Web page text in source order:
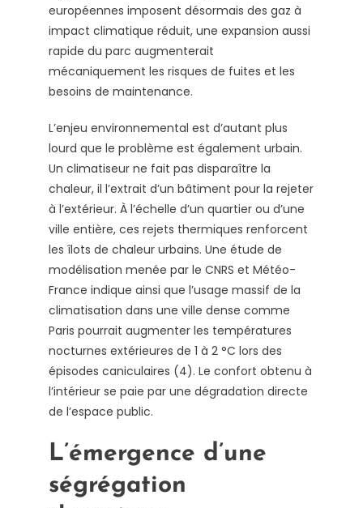
européennes imposent désormais des gaz à
impact climatique réduit, une expansion aussi
rapide du parc augmenterait
mécaniquement les risques de fuites et les
besoins de maintenance.
L’enjeu environnemental est d’autant plus
lourd que le problème est également urbain.
Un climatiseur ne fait pas disparaître la
chaleur, il l’extrait d’un bâtiment pour la rejeter
à l’extérieur. À l’échelle d’un quartier ou d’une
ville entière, ces rejets thermiques renforcent
les îlots de chaleur urbains. Une étude de
modélisation menée par le CNRS et Météo-
France indique ainsi que l’usage massif de la
climatisation dans une ville dense comme
Paris pourrait augmenter les températures
nocturnes extérieures de 1 à 2 °C lors des
épisodes caniculaires (4). Le confort obtenu à
l’intérieur se paie par une dégradation directe
de l’espace public.
L’émergence d’une
ségrégation